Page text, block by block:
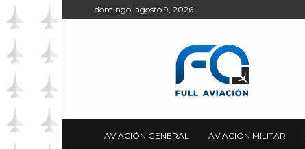
domingo, agosto 9, 2026
AVIACIÓN GENERAL AVIACIÓN MILITAR